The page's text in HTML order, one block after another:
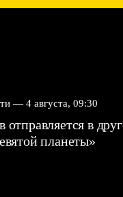
— 4 августа, 09:30
в
планеты»